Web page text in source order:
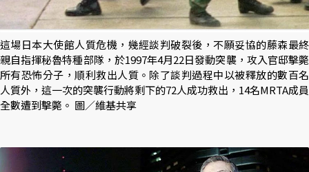
這場日本大使館人質危機，幾經談判破裂後，不願妥協的藤森最終
親自指揮秘魯特種部隊，於1997年4月22日發動突襲，攻入官邸擊斃
所有恐怖分子，順利救出人質。除了談判過程中以被釋放的數百名
人質外，這一次的突襲行動將剩下的72人成功救出，14名MRTA成員
全數遭到擊斃。 圖／維基共享